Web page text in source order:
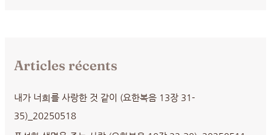
Articles récents
내가 너희를 사랑한 것 같이 (요한복음 13장 31-
35)_20250518